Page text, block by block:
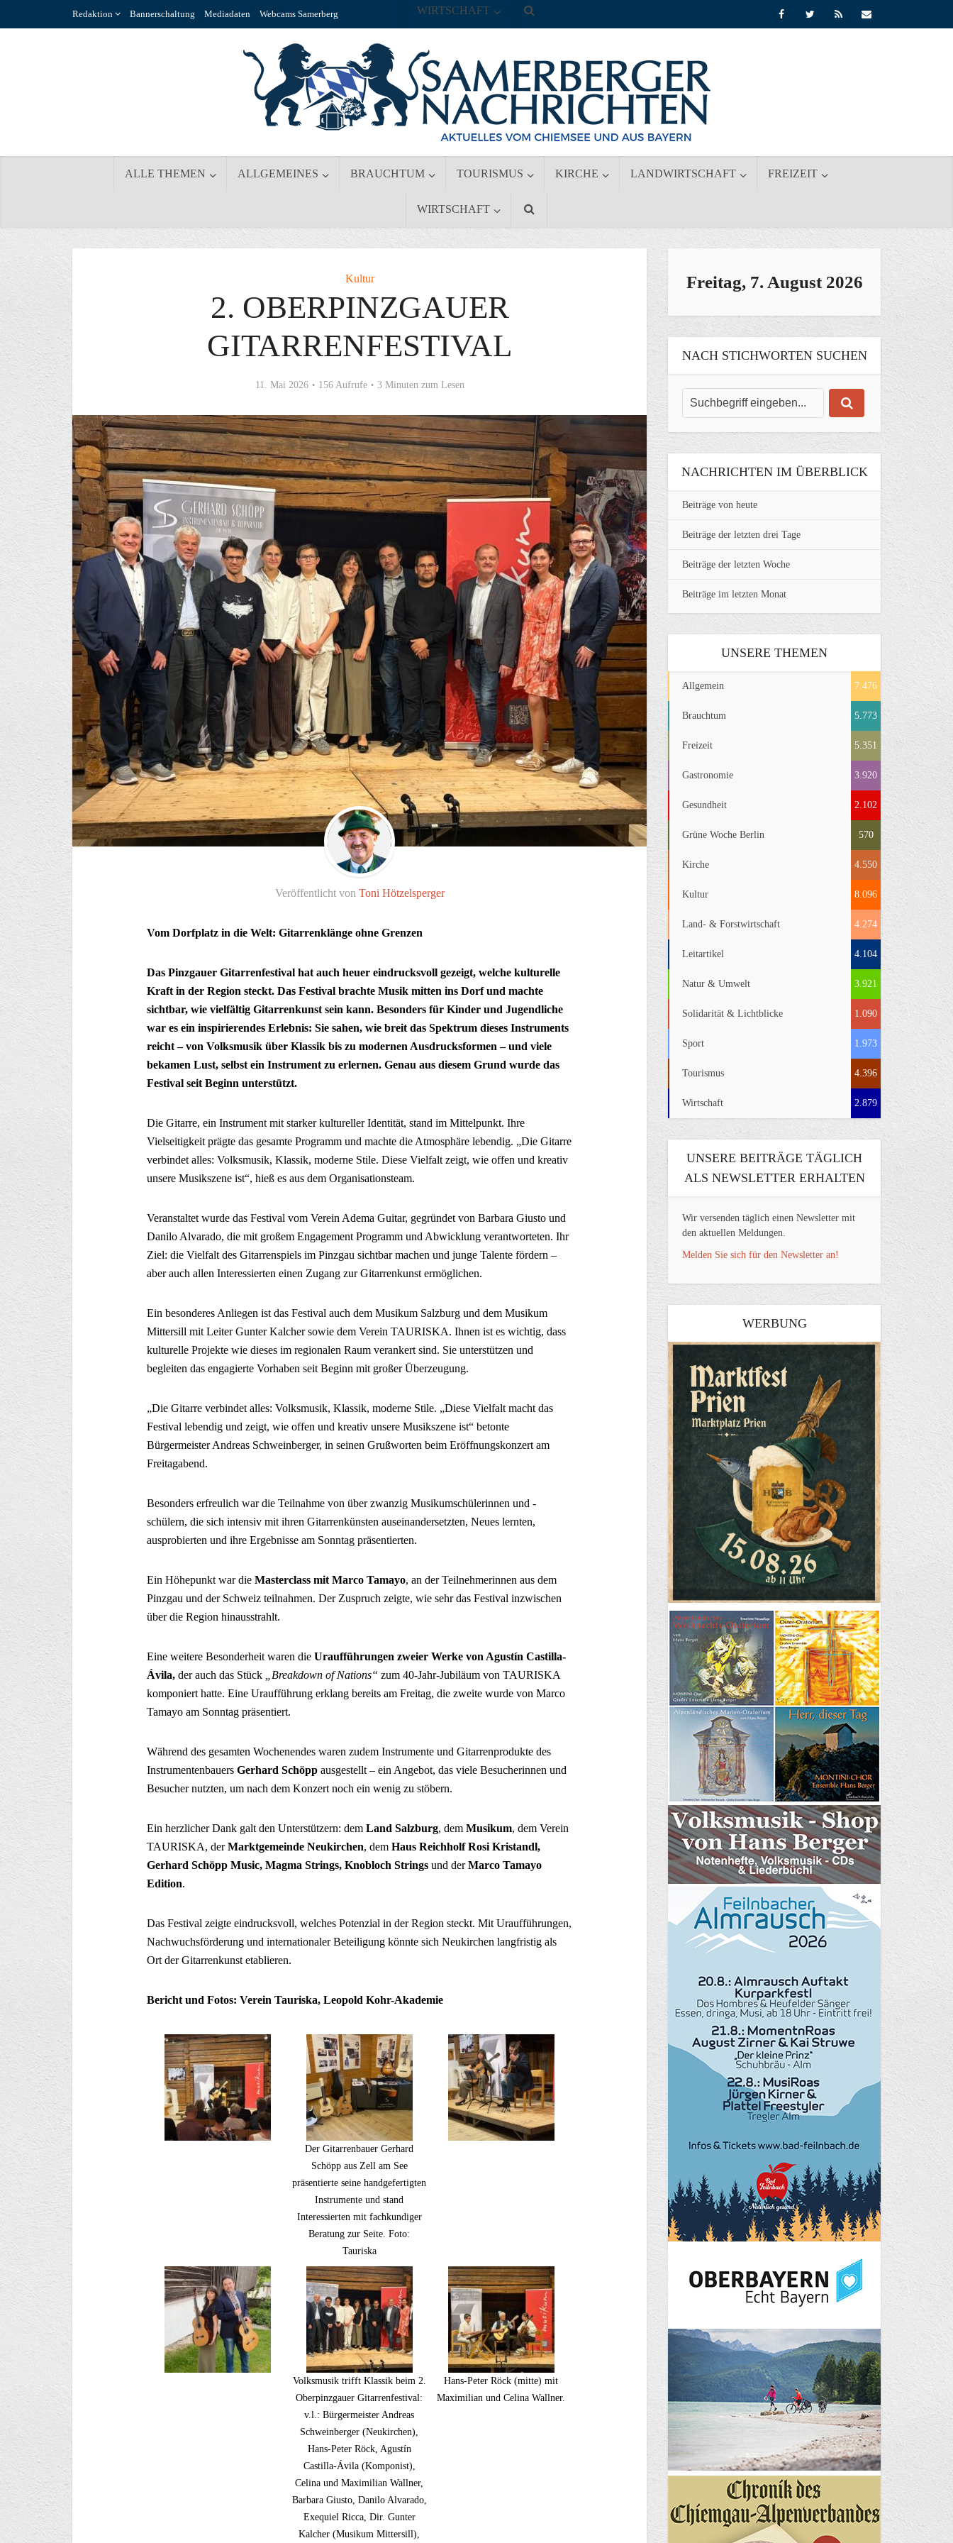
Redaktion Bannerschaltung Mediadaten Webcams Samerberg
ALLE THEMEN ALLGEMEINES BRAUCHTUM TOURISMUS KIRCHE LANDWIRTSCHAFT FREIZEIT
WIRTSCHAFT
WIRTSCHAFT
Kultur
2. OBERPINZGAUER
GITARRENFESTIVAL
11. Mai 2026 156 Aufrufe 3 Minuten zum Lesen
Veröffentlicht von Toni Hötzelsperger
Vom Dorfplatz in die Welt: Gitarrenklänge ohne Grenzen
Das Pinzgauer Gitarrenfestival hat auch heuer eindrucksvoll gezeigt, welche kulturelle
Kraft in der Region steckt. Das Festival brachte Musik mitten ins Dorf und machte
sichtbar, wie vielfältig Gitarrenkunst sein kann. Besonders für Kinder und Jugendliche
war es ein inspirierendes Erlebnis: Sie sahen, wie breit das Spektrum dieses Instruments
reicht – von Volksmusik über Klassik bis zu modernen Ausdrucksformen – und viele
bekamen Lust, selbst ein Instrument zu erlernen. Genau aus diesem Grund wurde das
Festival seit Beginn unterstützt.
Die Gitarre, ein Instrument mit starker kultureller Identität, stand im Mittelpunkt. Ihre
Vielseitigkeit prägte das gesamte Programm und machte die Atmosphäre lebendig. „Die Gitarre
verbindet alles: Volksmusik, Klassik, moderne Stile. Diese Vielfalt zeigt, wie offen und kreativ
unsere Musikszene ist“, hieß es aus dem Organisationsteam.
Veranstaltet wurde das Festival vom Verein Adema Guitar, gegründet von Barbara Giusto und
Danilo Alvarado, die mit großem Engagement Programm und Abwicklung verantworteten. Ihr
Ziel: die Vielfalt des Gitarrenspiels im Pinzgau sichtbar machen und junge Talente fördern –
aber auch allen Interessierten einen Zugang zur Gitarrenkunst ermöglichen.
Ein besonderes Anliegen ist das Festival auch dem Musikum Salzburg und dem Musikum
Mittersill mit Leiter Gunter Kalcher sowie dem Verein TAURISKA. Ihnen ist es wichtig, dass
kulturelle Projekte wie dieses im regionalen Raum verankert sind. Sie unterstützen und
begleiten das engagierte Vorhaben seit Beginn mit großer Überzeugung.
„Die Gitarre verbindet alles: Volksmusik, Klassik, moderne Stile. „Diese Vielfalt macht das
Festival lebendig und zeigt, wie offen und kreativ unsere Musikszene ist“ betonte
Bürgermeister Andreas Schweinberger, in seinen Grußworten beim Eröffnungskonzert am
Freitagabend.
Besonders erfreulich war die Teilnahme von über zwanzig Musikumschülerinnen und -
schülern, die sich intensiv mit ihren Gitarrenkünsten auseinandersetzten, Neues lernten,
ausprobierten und ihre Ergebnisse am Sonntag präsentierten.
Ein Höhepunkt war die Masterclass mit Marco Tamayo, an der Teilnehmerinnen aus dem
Pinzgau und der Schweiz teilnahmen. Der Zuspruch zeigte, wie sehr das Festival inzwischen
über die Region hinausstrahlt.
Eine weitere Besonderheit waren die Uraufführungen zweier Werke von Agustín Castilla-
Ávila, der auch das Stück „Breakdown of Nations“ zum 40-Jahr-Jubiläum von TAURISKA
komponiert hatte. Eine Uraufführung erklang bereits am Freitag, die zweite wurde von Marco
Tamayo am Sonntag präsentiert.
Während des gesamten Wochenendes waren zudem Instrumente und Gitarrenprodukte des
Instrumentenbauers Gerhard Schöpp ausgestellt – ein Angebot, das viele Besucherinnen und
Besucher nutzten, um nach dem Konzert noch ein wenig zu stöbern.
Ein herzlicher Dank galt den Unterstützern: dem Land Salzburg, dem Musikum, dem Verein
TAURISKA, derMarktgemeinde Neukirchen, dem Haus Reichholf Rosi Kristandl,
Gerhard Schöpp Music, Magma Strings, Knobloch Strings und derMarco Tamayo
Edition.
Das Festival zeigte eindrucksvoll, welches Potenzial in der Region steckt. Mit Uraufführungen,
Nachwuchsförderung und internationaler Beteiligung könnte sich Neukirchen langfristig als
Ort der Gitarrenkunst etablieren.
Bericht und Fotos: Verein Tauriska, Leopold Kohr-Akademie
Der Gitarrenbauer Gerhard
Schöpp aus Zell am See
präsentierte seine handgefertigten
Instrumente und stand
Interessierten mit fachkundiger
Beratung zur Seite. Foto:
Tauriska
Volksmusik trifft Klassik beim 2.
Oberpinzgauer Gitarrenfestival:
v.l.: Bürgermeister Andreas
Schweinberger (Neukirchen),
Hans-Peter Röck, Agustín
Castilla-Ávila (Komponist),
Celina und Maximilian Wallner,
Barbara Giusto, Danilo Alvarado,
Exequiel Ricca, Dir. Gunter
Kalcher (Musikum Mittersill),
Hans-Peter Röck (mitte) mit
Maximilian und Celina Wallner.
Freitag, 7. August 2026
NACH STICHWORTEN SUCHEN
NACHRICHTEN IM ÜBERBLICK
Beiträge von heute
Beiträge der letzten drei Tage
Beiträge der letzten Woche
Beiträge im letzten Monat
UNSERE THEMEN
Allgemein 7.476
Brauchtum 5.773
Freizeit 5.351
Gastronomie 3.920
Gesundheit 2.102
Grüne Woche Berlin 570
Kirche 4.550
Kultur 8.096
Land- & Forstwirtschaft 4.274
Leitartikel 4.104
Natur & Umwelt 3.921
Solidarität & Lichtblicke 1.090
Sport 1.973
Tourismus 4.396
Wirtschaft 2.879
UNSERE BEITRÄGE TÄGLICH
ALS NEWSLETTER ERHALTEN
Wir versenden täglich einen Newsletter mit
den aktuellen Meldungen.
Melden Sie sich für den Newsletter an!
WERBUNG